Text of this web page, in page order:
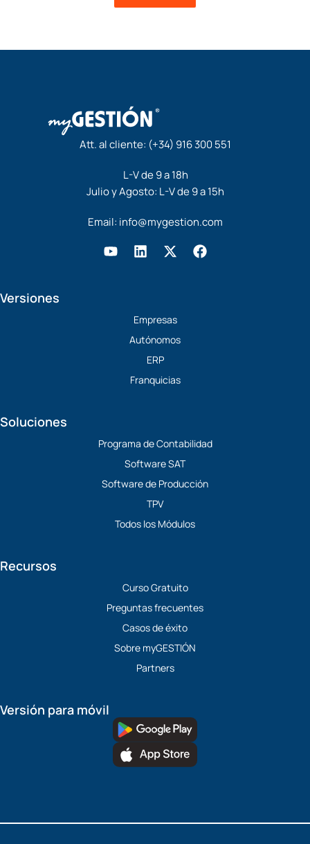
Att. al cliente: (+34) 916 300 551
L-V de 9 a 18h
Julio y Agosto: L-V de 9 a 15h
Email: info@mygestion.com
Y L
d
i
n
X
t
t
e
F
a
Versiones
Empresas
Autónomos
ERP
Franquicias
Soluciones
Programa de Contabilidad
Software SAT
Software de Producción
TPV
Todos los Módulos
Recursos
Curso Gratuito
Preguntas frecuentes
Casos de éxito
Sobre myGESTIÓN
Partners
Versión para móvil